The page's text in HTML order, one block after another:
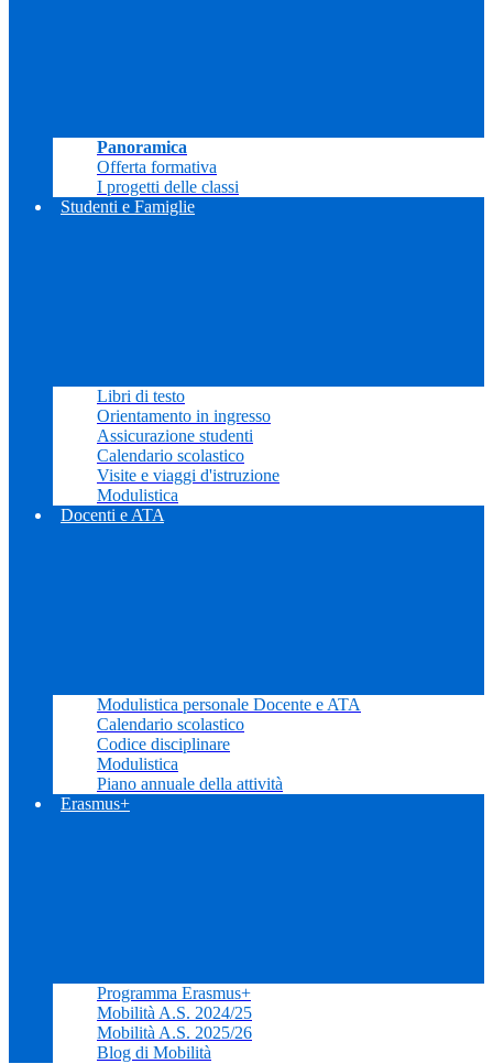
Panoramica
Offerta formativa
I progetti delle classi
Studenti e Famiglie
Libri di testo
Orientamento in ingresso
Assicurazione studenti
Calendario scolastico
Visite e viaggi d'istruzione
Modulistica
Docenti e ATA
Modulistica personale Docente e ATA
Calendario scolastico
Codice disciplinare
Modulistica
Piano annuale della attività
Erasmus+
Programma Erasmus+
Mobilità A.S. 2024/25
Mobilità A.S. 2025/26
Blog di Mobilità